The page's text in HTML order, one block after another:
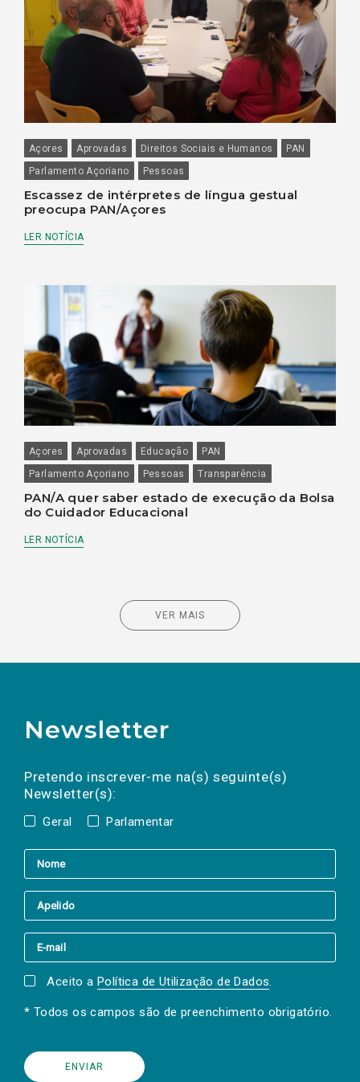
Açores Aprovadas Direitos Sociais e Humanos
PAN
Parlamento Açoriano
Pessoas
Escassez de intérpretes de língua gestual
preocupa PAN/Açores
LER NOTÍCIA
Açores Aprovadas Educação
PAN
Parlamento Açoriano
Pessoas Transparência
PAN/A quer saber estado de execução da Bolsa
do Cuidador Educacional
LER NOTÍCIA
VER MAIS
Newsletter
Pretendo inscrever-me na(s) seguinte(s)
Newsletter(s):
Geral Parlamentar
a(s) newsletter(s).
mail
Aceito a Política de Utilização de Dados.
* Todos os campos são de preenchimento obrigatório.